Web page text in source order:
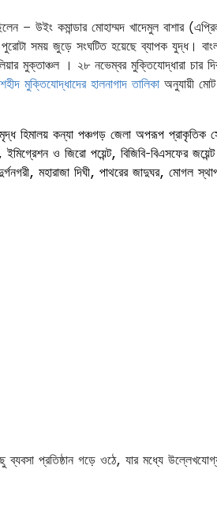
– উইং কমান্ডার মোহাম্মদ খাদেমুল বাশার
সময় জুড়ে সংঘটিত হয়েছে ব্যাপক যুদ্ধ।
মুক্তাঞ্চল । ২৮ নভেম্বর মুক্তিযোদ্ধারা চার
শহীদ মুক্তিযোদ্ধাদের হালনাগাদ তালিকা অনুযায়ী
হিমালয় কন্যা পঞ্চগড় জেলা অপরূপ প্রাকৃতিক
ও জিরো পয়েন্ট, বিজিবি-বিএসফের জয়েন্ট
মহারাজা দিঘী, পাথরের জাদুঘর, মোগল
ব্যবসা প্রতিষ্ঠান গড়ে ওঠে, যার মধ্যে